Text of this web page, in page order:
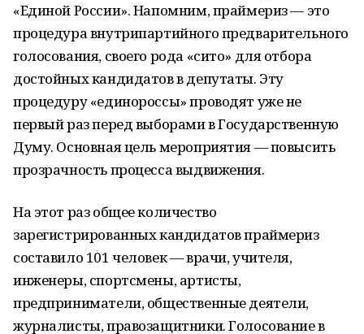
«Единой России». Напомним, праймериз — это
процедура внутрипартийного предварительного
голосования, своего рода «сито» для отбора
достойных кандидатов в депутаты. Эту
процедуру «единороссы» проводят уже не
первый раз перед выборами в Государственную
Думу. Основная цель мероприятия — повысить
прозрачность процесса выдвижения.
На этот раз общее количество
зарегистрированных кандидатов праймериз
составило 101 человек — врачи, учителя,
инженеры, спортсмены, артисты,
предприниматели, общественные деятели,
журналисты, правозащитники. Голосование в